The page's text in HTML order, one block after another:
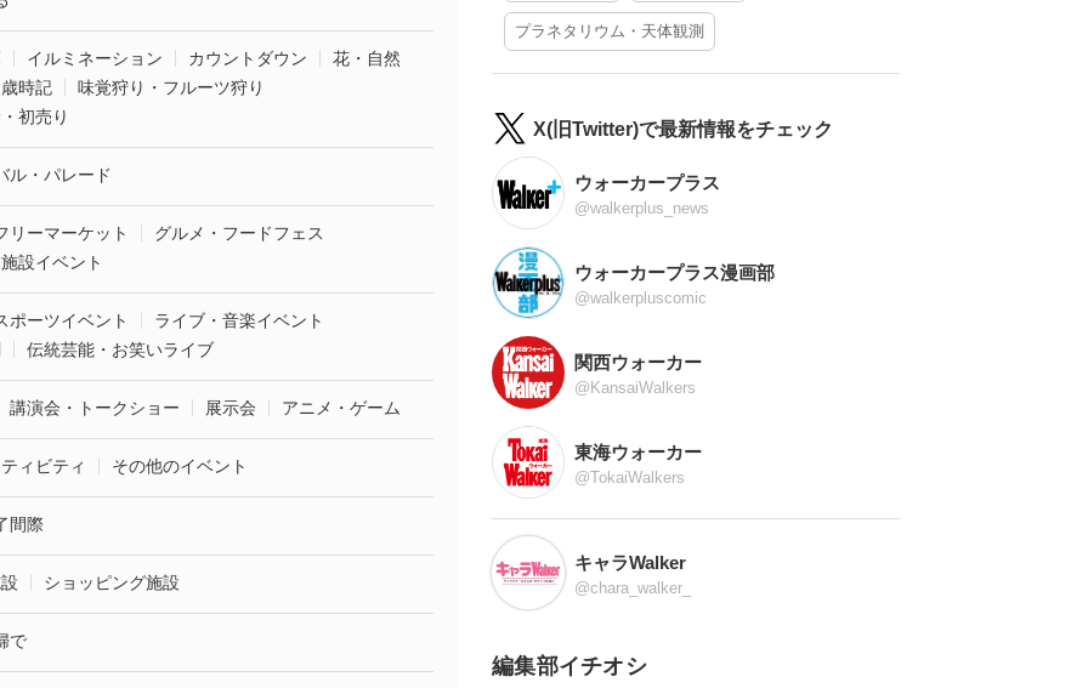
イルミネーション カウントダウン
花・自然
時記
味覚狩り・フルーツ狩り
初売り
ル・パレード
リーマーケット
グルメ・フードフェス
設イベント
ポーツイベント
ライブ・音楽イベント
伝統芸能・お笑いライブ
講演会・トークショー 展示会 アニメ・ゲーム
ィビティ その他のイベント
間際
ショッピング施設
で
プラネタリウム・天体観測
X(旧Twitter)で最新情報をチェック
ウォーカープラス
@walkerplus_news
ウォーカープラス漫画部
@walkerpluscomic
関西ウォーカー
@KansaiWalkers
東海ウォーカー
@TokaiWalkers
キャラWalker
@chara_walker_
編集部イチオシ